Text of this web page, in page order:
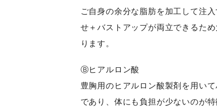
ご自身の余分な脂肪を加工して注
せ＋バストアップが両立できるた
ります。
Ⓑヒアルロン酸
豊胸用のヒアルロン酸製剤を用い
であり、体にも負担が少ないのが